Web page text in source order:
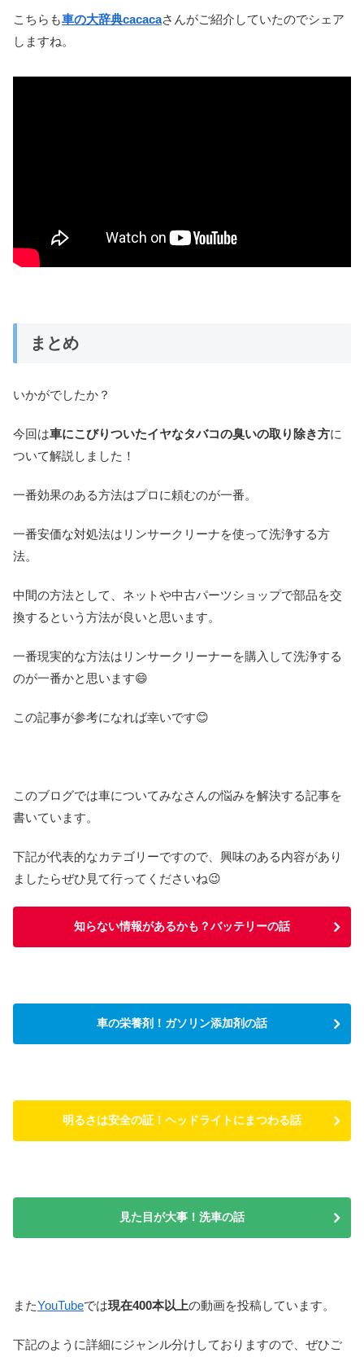
こちらも車の大辞典cacacaさんがご紹介していたのでシェア
しますね。
まとめ
いかがでしたか？
今回は車にこびりついたイヤなタバコの臭いの取り除き方に
ついて解説しました！
一番効果のある方法はプロに頼むのが一番。
一番安価な対処法はリンサークリーナを使って洗浄する方
法。
中間の方法として、ネットや中古パーツショップで部品を交
換するという方法が良いと思います。
一番現実的な方法はリンサークリーナーを購入して洗浄する
のが一番かと思います😄
この記事が参考になれば幸いです😊
このブログでは車についてみなさんの悩みを解決する記事を
書いています。
下記が代表的なカテゴリーですので、興味のある内容があり
ましたらぜひ見て行ってくださいね😉
知らない情報があるかも？バッテリーの話
車の栄養剤！ガソリン添加剤の話
明るさは安全の証！ヘッドライトにまつわる話
見た目が大事！洗車の話
またYouTubeでは現在400本以上の動画を投稿しています。
下記のように詳細にジャンル分けしておりますので、ぜひご